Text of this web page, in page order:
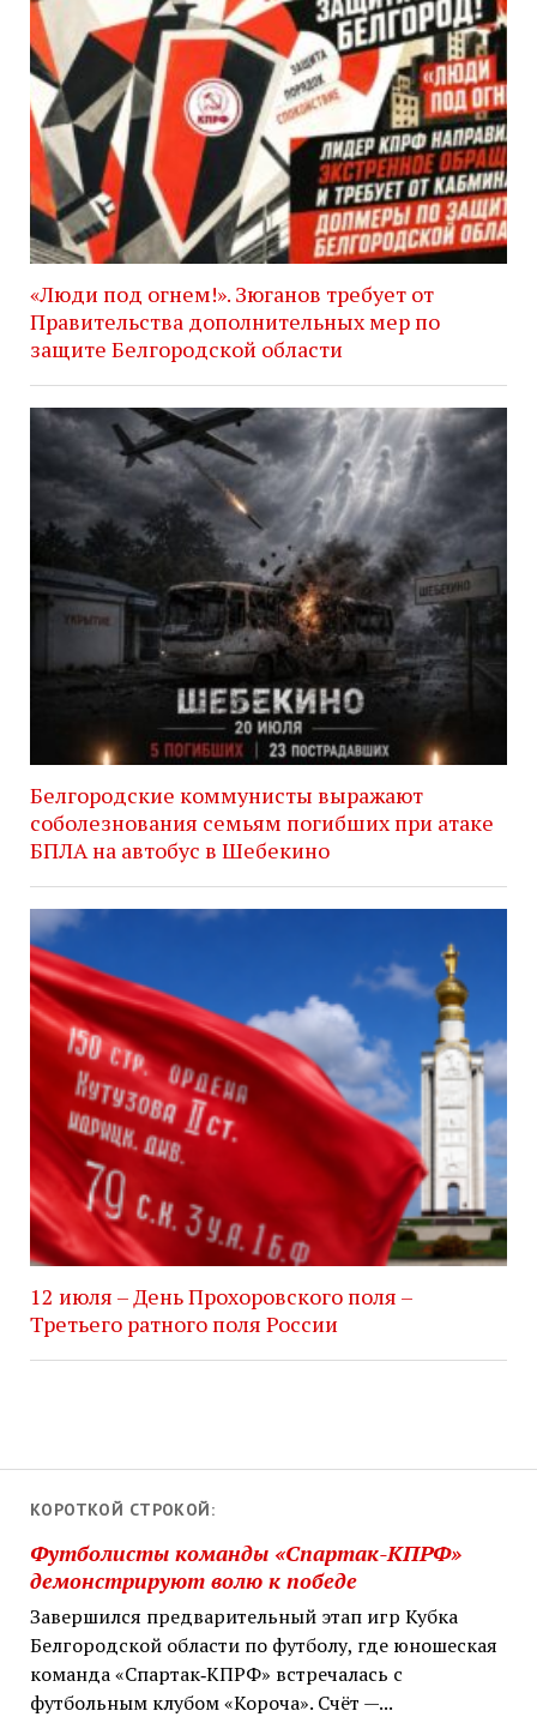
КОРОТКОЙ СТРОКОЙ:
Футболисты команды «Спартак-КПРФ»
демонстрируют волю к победе
Завершился предварительный этап игр Кубка
Белгородской области по футболу, где юношеская
команда «Спартак‑КПРФ» встречалась с
футбольным клубом «Короча». Счёт —...
«Люди под огнем!». Зюганов требует от
Правительства дополнительных мер по
защите Белгородской области
Белгородские коммунисты выражают
соболезнования семьям погибших при атаке
БПЛА на автобус в Шебекино
12 июля – День Прохоровского поля –
Третьего ратного поля России